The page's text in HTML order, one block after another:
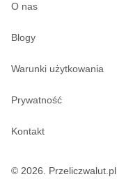
O nas
Blogy
Warunki użytkowania
Prywatność
Kontakt
© 2026. Przeliczwalut.pl